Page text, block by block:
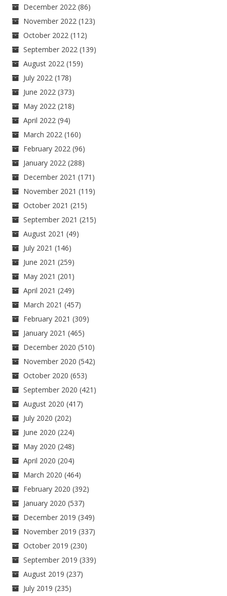
December 2022 (86)
November 2022 (123)
October 2022 (112)
September 2022 (139)
August 2022 (159)
July 2022 (178)
June 2022 (373)
May 2022 (218)
April 2022 (94)
March 2022 (160)
February 2022 (96)
January 2022 (288)
December 2021 (171)
November 2021 (119)
October 2021 (215)
September 2021 (215)
August 2021 (49)
July 2021 (146)
June 2021 (259)
May 2021 (201)
April 2021 (249)
March 2021 (457)
February 2021 (309)
January 2021 (465)
December 2020 (510)
November 2020 (542)
October 2020 (653)
September 2020 (421)
August 2020 (417)
July 2020 (202)
June 2020 (224)
May 2020 (248)
April 2020 (204)
March 2020 (464)
February 2020 (392)
January 2020 (537)
December 2019 (349)
November 2019 (337)
October 2019 (230)
September 2019 (339)
August 2019 (237)
July 2019 (235)